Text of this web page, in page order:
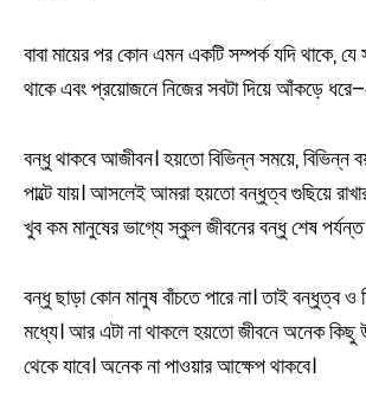
বাবা মায়ের পর কোন এমন একটি সম্পর্ক যদি থাকে, যে
থাকে এবং প্রয়োজনে নিজের সবটা দিয়ে আঁকড়ে
বন্ধু থাকবে আজীবন। হয়তো বিভিন্ন সময়ে, বিভিন্ন
পাল্টে যায়। আসলেই আমরা হয়তো বন্ধুত্ব গুছিয়ে রাখার
খুব কম মানুষের ভাগ্যে স্কুল জীবনের বন্ধু শেষ পর্যন্ত
বন্ধু ছাড়া কোন মানুষ বাঁচতে পারে না। তাই বন্ধুত্ব ও
মধ্যে। আর এটা না থাকলে হয়তো জীবনে অনেক
থেকে যাবে। অনেক না পাওয়ার আক্ষেপ থাকবে।